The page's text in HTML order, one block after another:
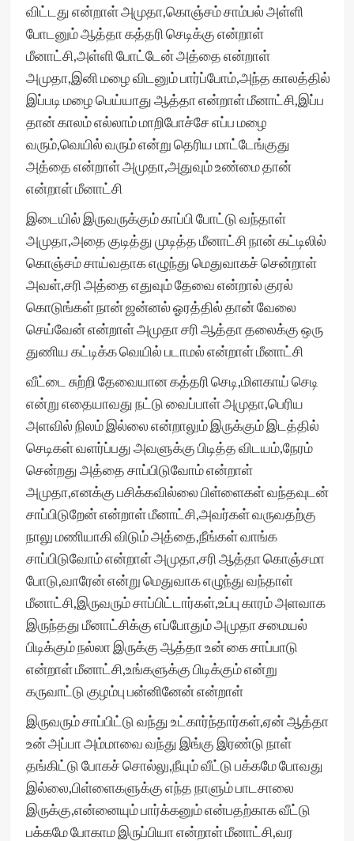
விட்டது என்றாள் அமுதா,கொஞ்சம் சாம்பல் அள்ளி
போடனும் ஆத்தா கத்தரி செடிக்கு என்றாள்
மீனாட்சி,அள்ளி போட்டேன் அத்தை என்றாள்
அமுதா,இனி மழை விடனும் பார்ப்போம்,அந்த காலத்தில்
இப்படி மழை பெய்யாது ஆத்தா என்றாள் மீனாட்சி,இப்ப
தான் காலம் எல்லாம் மாறிபோச்சே எப்ப மழை
வரும்,வெயில் வரும் என்று தெரிய மாட்டேங்குது
அத்தை என்றாள் அமுதா,அதுவும் உண்மை தான்
என்றாள் மீனாட்சி
இடையில் இருவருக்கும் காப்பி போட்டு வந்தாள்
அமுதா,அதை குடித்து முடித்த மீனாட்சி நான் கட்டிலில்
கொஞ்சம் சாய்வதாக எழுந்து மெதுவாகச் சென்றாள்
அவள்,சரி அத்தை எதுவும் தேவை என்றால் குரல்
கொடுங்கள் நான் ஜன்னல் ஓரத்தில் தான் வேலை
செய்வேன் என்றாள் அமுதா சரி ஆத்தா தலைக்கு ஒரு
துணிய கட்டிக்க வெயில் படாமல் என்றாள் மீனாட்சி
வீட்டை சுற்றி தேவையான கத்தரி செடி,மிளகாய் செடி
என்று எதையாவது நட்டு வைப்பாள் அமுதா,பெரிய
அளவில் நிலம் இல்லை என்றாலும் இருக்கும் இடத்தில்
செடிகள் வளர்ப்பது அவளுக்கு பிடித்த விடயம்,நேரம்
சென்றது அத்தை சாப்பிடுவோம் என்றாள்
அமுதா,எனக்கு பசிக்கவில்லை பிள்ளைகள் வந்தவுடன்
சாப்பிடுறேன் என்றாள் மீனாட்சி,அவர்கள் வருவதற்கு
நாலு மணியாகி விடும் அத்தை,நீங்கள் வாங்க
சாப்பிடுவோம் என்றாள் அமுதா,சரி ஆத்தா கொஞ்சமா
போடு,வாரேன் என்று மெதுவாக எழுந்து வந்தாள்
மீனாட்சி,இருவரும் சாப்பிட்டார்கள்,உப்பு காரம் அளவாக
இருந்தது மீனாட்சிக்கு எப்போதும் அமுதா சமையல்
பிடிக்கும் நல்லா இருக்கு ஆத்தா உன் கை சாப்பாடு
என்றாள் மீனாட்சி,உங்களுக்கு பிடிக்கும் என்று
கருவாட்டு குழம்பு பன்னினேன் என்றாள்
இருவரும் சாப்பிட்டு வந்து உட்கார்ந்தார்கள்,ஏன் ஆத்தா
உன் அப்பா அம்மாவை வந்து இங்கு இரண்டு நாள்
தங்கிட்டு போகச் சொல்லு,நீயும் வீட்டு பக்கமே போவது
இல்லை,பிள்ளைகளுக்கு எந்த நாளும் பாடசாலை
இருக்கு,என்னையும் பார்க்கனும் என்பதற்காக வீட்டு
பக்கமே போகாம இருப்பியா என்றாள் மீனாட்சி,வர